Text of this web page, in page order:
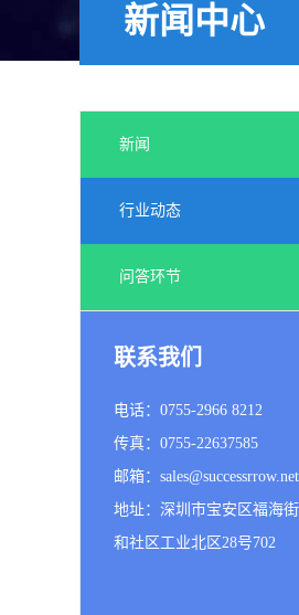
新闻中心
新闻
行业动态
问答环节
联系我们
电话：0755-2966 8212
传真：0755-22637585
邮箱：sales@successrrow.net
地址：深圳市宝安区福海
和社区工业北区28号702